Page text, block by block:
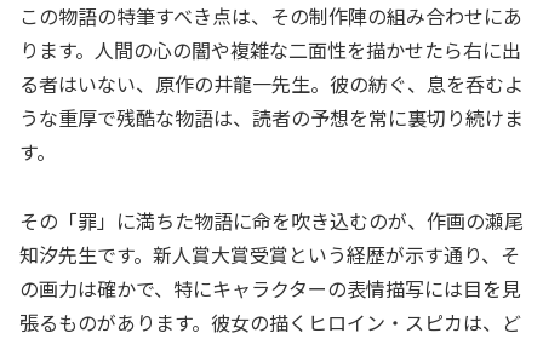
この物語の特筆すべき点は、その制作陣の組み合わせにあ
ります。人間の心の闇や複雑な二面性を描かせたら右に出
る者はいない、原作の井龍一先生。彼の紡ぐ、息を呑むよ
うな重厚で残酷な物語は、読者の予想を常に裏切り続けま
す。
その「罪」に満ちた物語に命を吹き込むのが、作画の瀬尾
知汐先生です。新人賞大賞受賞という経歴が示す通り、そ
の画力は確かで、特にキャラクターの表情描写には目を見
張るものがあります。彼女の描くヒロイン・スピカは、ど